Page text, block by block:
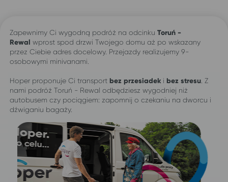
Zapewnimy Ci wygodną podróż na odcinku Toruń -
Rewal wprost spod drzwi Twojego domu aż po wskazany
przez Ciebie adres docelowy. Przejazdy realizujemy 9-
osobowymi minivanami.
Hoper proponuje Ci transport bez przesiadek i bez stresu . Z
nami podróż Toruń - Rewal odbędziesz wygodniej niż
autobusem czy pociągiem: zapomnij o czekaniu na dworcu i
dźwiganiu bagaży.